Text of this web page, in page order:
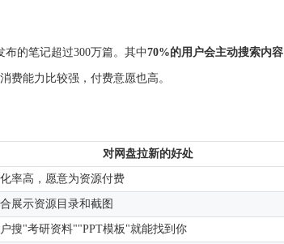
的笔记超过300万篇。其中70%的用户会主动搜索内容
费能力比较强，付费意愿也高。
对网盘拉新的好处
率高，愿意为资源付费
展示资源目录和截图
搜"考研资料""PPT模板"就能找到你